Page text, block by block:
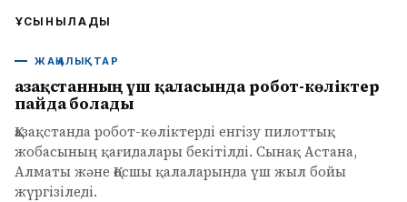
ҰСЫНЫЛАДЫ
ЖАҢАЛЫҚТАР
Қазақстанның үш қаласында робот-көліктер
пайда болады
Қазақстанда робот-көліктерді енгізу пилоттық
жобасының қағидалары бекітілді. Сынақ Астана,
Алматы және Қосшы қалаларында үш жыл бойы
жүргізіледі.